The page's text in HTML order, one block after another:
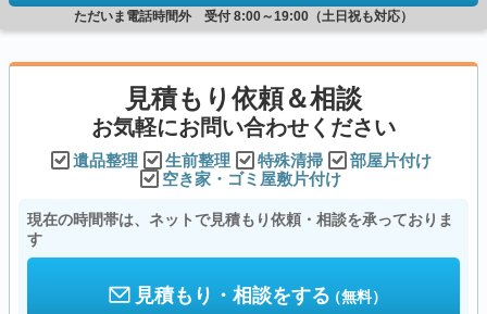
ただいま電話時間外 受付 8:00～19:00（土日祝も対応）
見積もり依頼＆相談
お気軽にお問い合わせください
遺品整理 生前整理 特殊清掃
部屋片付け
空き家・ゴミ屋敷片付け
現在の時間帯は、ネットで見積もり依頼・相談を承っておりま
す
見積もり・相談をする（無料）